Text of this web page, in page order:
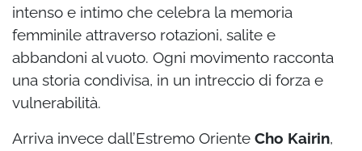
intenso e intimo che celebra la memoria
femminile attraverso rotazioni, salite e
abbandoni al vuoto. Ogni movimento racconta
una storia condivisa, in un intreccio di forza e
vulnerabilità.
Arriva invece dall’Estremo Oriente Cho Kairin,